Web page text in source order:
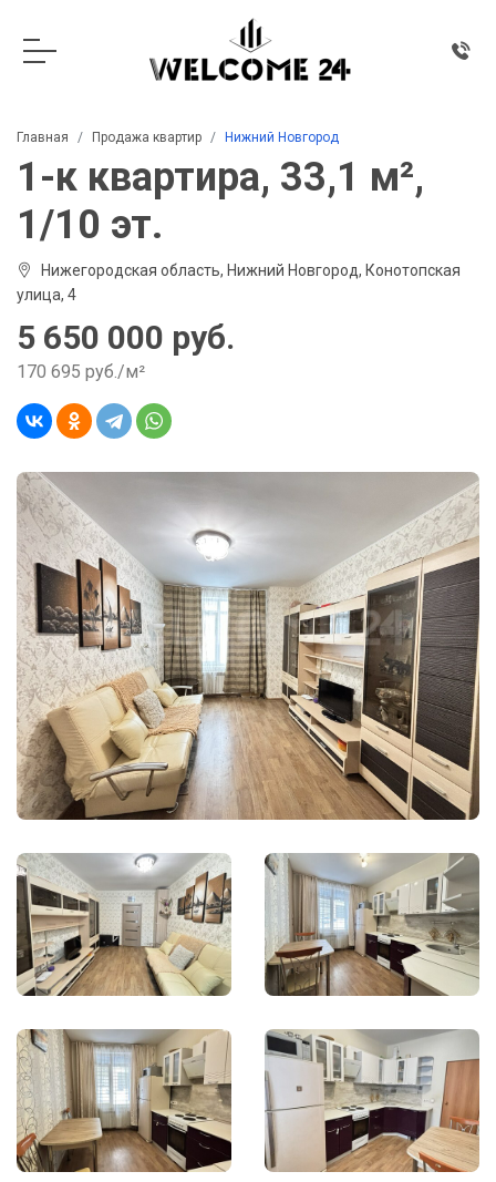
Главная Продажа квартир Нижний Новгород
1-к квартира, 33,1 м²,
1/10 эт.
Нижегородская область, Нижний Новгород, Конотопская
улица, 4
5 650 000 руб.
170 695 руб./м²